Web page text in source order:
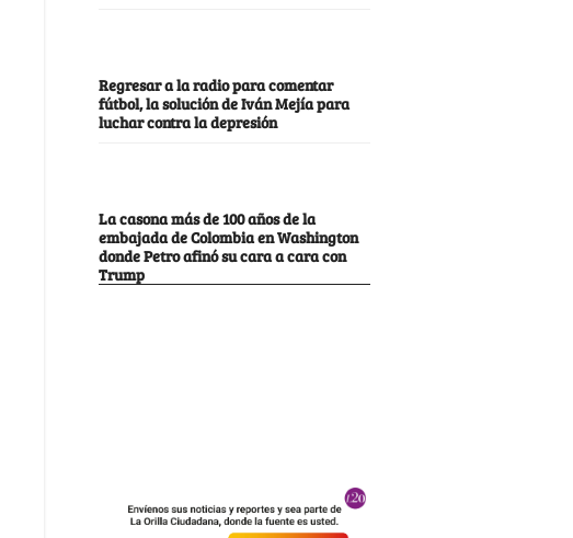
Regresar a la radio para comentar
fútbol, la solución de Iván Mejía para
luchar contra la depresión
La casona más de 100 años de la
embajada de Colombia en Washington
donde Petro afinó su cara a cara con
Trump